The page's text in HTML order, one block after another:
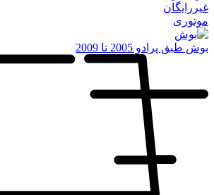
غیررایگان
موتوری
بوش طبق پرادو 2005 تا 2009